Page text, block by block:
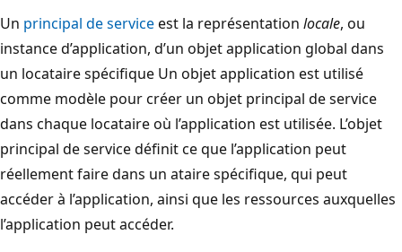
Un principal de serviceest la représentation locale, ou
instance d’application, d’un objet application global dans
un locataire spécifique Un objet application est utilisé
comme modèle pour créer un objet principal de service
dans chaque locataire où l’application est utilisée. L’objet
principal de service définit ce que l’application peut
réellement faire dans un ataire spécifique, qui peut
accéder à l’application, ainsi que les ressources auxquelles
l’application peut accéder.